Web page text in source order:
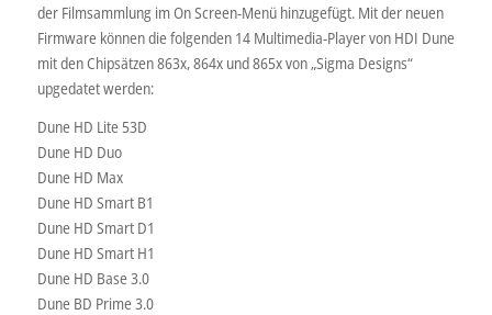
der Filmsammlung im On Screen-Menü hinzugefügt. Mit der neuen
Firmware können die folgenden 14 Multimedia-Player von HDI Dune
mit den Chipsätzen 863x, 864x und 865x von „Sigma Designs“
upgedatet werden:
Dune HD Lite 53D
Dune HD Duo
Dune HD Max
Dune HD Smart B1
Dune HD Smart D1
Dune HD Smart H1
Dune HD Base 3.0
Dune BD Prime 3.0